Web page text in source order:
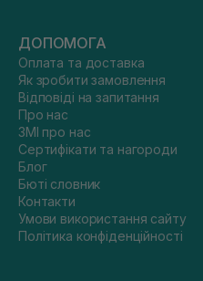
ДОПОМОГА
Оплата та доставка
Як зробити замовлення
Відповіді на запитання
Про нас
ЗМІ про нас
Сертифікати та нагороди
Блог
Бюті словник
Контакти
Умови використання сайту
Політика конфіденційності